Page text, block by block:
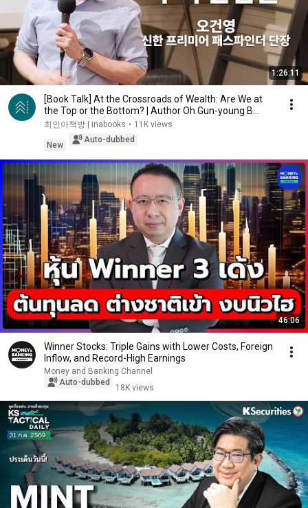
1:26:11
[Book Talk] At the Crossroads of Wealth: Are We at
the Top or the Bottom? | Author Oh Gun-young B...
최인아책방 | inabooks • 11K views
New
Auto-dubbed
46:06
Winner Stocks: Triple Gains with Lower Costs, Foreign
Inflow, and Record-High Earnings
Money and Banking Channel
Auto-dubbed
18K views